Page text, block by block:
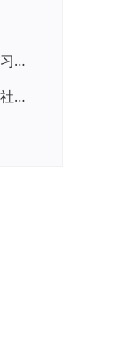
“预防校园欺凌 共筑安全防线”学习专题
学习贯彻习近平新时代中国特色社会主义思想主题教育